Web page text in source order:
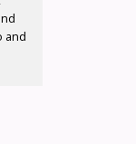
and